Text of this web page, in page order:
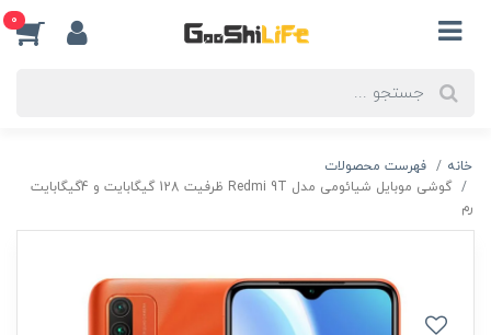
0
خانه
فهرست محصولات
گوشی موبایل شیائومی مدل Redmi 9T ظرفیت 128 گیگابایت و 4گیگابایت
رم